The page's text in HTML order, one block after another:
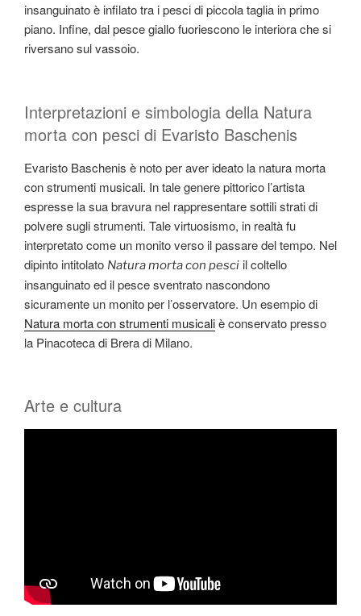
insanguinato è infilato tra i pesci di piccola taglia in primo
piano. Infine, dal pesce giallo fuoriescono le interiora che si
riversano sul vassoio.
Interpretazioni e simbologia della Natura
morta con pesci di Evaristo Baschenis
Evaristo Baschenis è noto per aver ideato la natura morta
con strumenti musicali. In tale genere pittorico l’artista
espresse la sua bravura nel rappresentare sottili strati di
polvere sugli strumenti. Tale virtuosismo, in realtà fu
interpretato come un monito verso il passare del tempo. Nel
dipinto intitolato Natura morta con pesci il coltello
insanguinato ed il pesce sventrato nascondono
sicuramente un monito per l’osservatore. Un esempio di
Natura morta con strumenti musicaliè conservato presso
la Pinacoteca di Brera di Milano.
Arte e cultura